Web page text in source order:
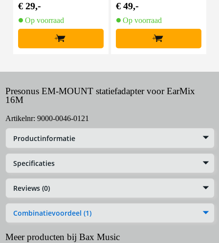
€ 29,-
Op voorraad
+
€ 49,-
Op voorraad
+
Presonus EM-MOUNT statiefadapter voor EarMix
16M
Artikelnr: 9000-0046-0121
Productinformatie
Specificaties
Reviews (0)
Combinatievoordeel (1)
Meer producten bij Bax Music